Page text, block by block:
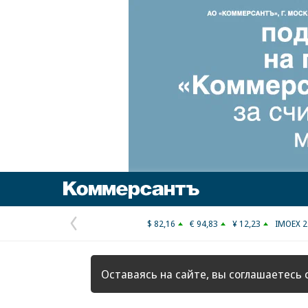
Предыдущая
страница
$ 82,16 € 94,83 ¥ 12,23 IMOEX
Оставаясь на сайте, вы соглашаетесь